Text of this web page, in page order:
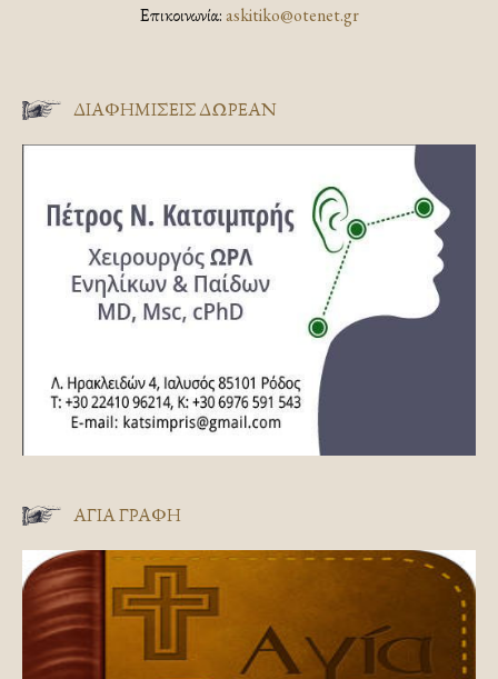
Επικοινωνία:askitiko@otenet.gr
ΔΙΑΦΗΜΊΣΕΙΣ ΔΩΡΕΆΝ
ΑΓΊΑ ΓΡΑΦΉ